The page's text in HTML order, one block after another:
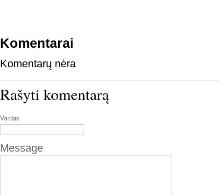
Komentarai
Komentarų nėra
Rašyti komentarą
Vardas
Message